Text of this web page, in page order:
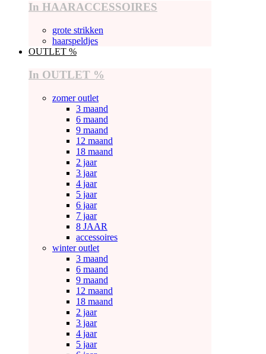
In HAARACCESSOIRES
grote strikken
haarspeldjes
OUTLET %
In OUTLET %
zomer outlet
3 maand
6 maand
9 maand
12 maand
18 maand
2 jaar
3 jaar
4 jaar
5 jaar
6 jaar
7 jaar
8 JAAR
accessoires
winter outlet
3 maand
6 maand
9 maand
12 maand
18 maand
2 jaar
3 jaar
4 jaar
5 jaar